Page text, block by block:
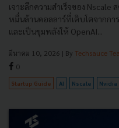
เจาะลึกความสำเร็จของ
หมื่นล้านดอลลาร์ที่เติบโตจากกา
และเป็นขุมพลังให้ OpenAI...
มีนาคม 10, 2026 | By Techsauce
0
Startup Guide AI Nscale Nvidia